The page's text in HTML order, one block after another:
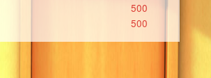
500
500